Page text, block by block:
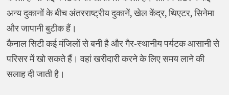
अन्य दुकानों के बीच अंतरराष्ट्रीय दुकानें, खेल केंद्र, थिएटर, सिनेमा
और जापानी बुटीक हैं।
कैनाल सिटी कई मंजिलों से बनी है और गैर-स्थानीय पर्यटक आसानी से
परिसर में खो सकते हैं। वहां खरीदारी करने के लिए समय लाने की
सलाह दी जाती है।